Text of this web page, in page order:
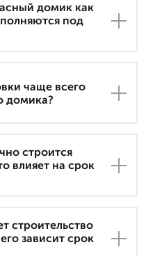
домик как
под
чаще всего
домика?
строится
влияет на срок
строительство
зависит срок